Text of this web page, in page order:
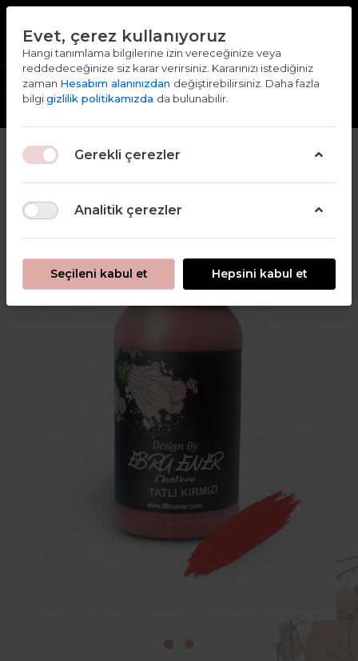
Giriş yap Kaydol
Evet, çerez kullanıyoruz
Hangi tanımlama bilgilerine izin vereceğinize veya
reddedeceğinize siz karar verirsiniz. Kararınızı istediğiniz
zaman Hesabım alanınızdan değiştirebilirsiniz. Daha fazla
bilgigizlilik politikamızda da bulunabilir.
Gerekli çerezler
Analitik çerezler
Seçileni kabul et Hepsini kabul et